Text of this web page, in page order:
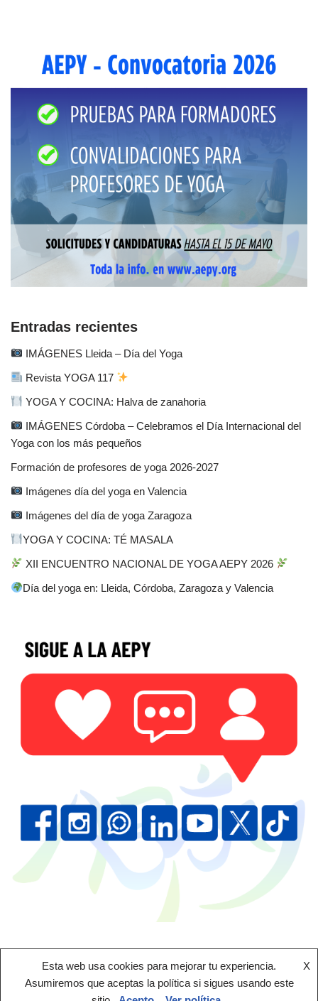
Entradas recientes
IMÁGENES Lleida – Día del Yoga
Revista YOGA 117
YOGA Y COCINA: Halva de zanahoria
IMÁGENES Córdoba – Celebramos el Día Internacional del
Yoga con los más pequeños
Formación de profesores de yoga 2026-2027
Imágenes día del yoga en Valencia
Imágenes del día de yoga Zaragoza
YOGA Y COCINA: TÉ MASALA
XII ENCUENTRO NACIONAL DE YOGA AEPY 2026
Día del yoga en: Lleida, Córdoba, Zaragoza y Valencia
Esta web usa cookies para mejorar tu experiencia.
Asumiremos que aceptas la política si sigues usando este
X